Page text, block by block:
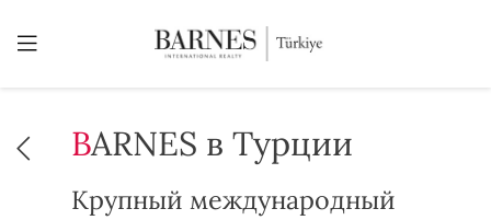
BARNES в Турции
Крупный международный